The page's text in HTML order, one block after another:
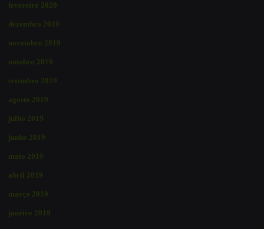
fevereiro 2020
dezembro 2019
novembro 2019
outubro 2019
setembro 2019
agosto 2019
julho 2019
junho 2019
maio 2019
abril 2019
março 2019
janeiro 2019